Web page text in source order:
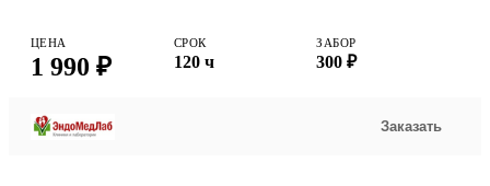
ЦЕНА
1 990 ₽
СРОК
120 ч
ЗАБОР
300 ₽
Заказать